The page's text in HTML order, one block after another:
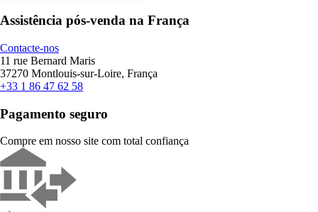
Assistência pós-venda na França
Contacte-nos
11 rue Bernard Maris
37270 Montlouis-sur-Loire, França
+33 1 86 47 62 58
Pagamento seguro
Compre em nosso site com total confiança